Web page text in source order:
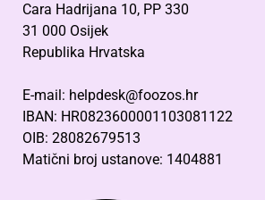
Cara Hadrijana 10, PP 330
31 000 Osijek
Republika Hrvatska
E-mail: helpdesk@foozos.hr
IBAN: HR0823600001103081122
OIB: 28082679513
Matični broj ustanove: 1404881